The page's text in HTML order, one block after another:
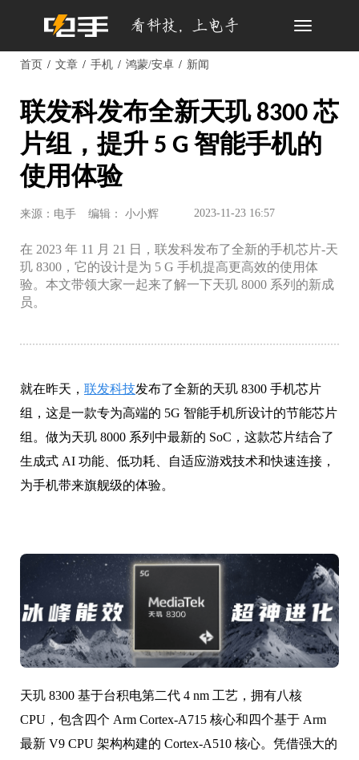
Toggle
首页 文章 手机 鸿蒙/安卓 新闻
联发科发布全新天玑 8300 芯
片组，提升 5 G 智能手机的
使用体验
来源：电手 编辑： 小小辉 2023-11-23 16:57
在 2023 年 11 月 21 日，联发科发布了全新的手机芯片-天
玑 8300，它的设计是为 5 G 手机提高更高效的使用体
验。本文带领大家一起来了解一下天玑 8000 系列的新成
员。
就在昨天， 联发科技发布了全新的天玑 8300 手机芯片
组，这是一款专为高端的 5G 智能手机所设计的节能芯片
组。做为天玑 8000 系列中最新的 SoC，这款芯片结合了
生成式 AI 功能、低功耗、自适应游戏技术和快速连接，
为手机带来旗舰级的体验。
天玑 8300 基于台积电第二代 4 nm 工艺，拥有八核
CPU，包含四个 Arm Cortex-A715 核心和四个基于 Arm
最新 V9 CPU 架构构建的 Cortex-A510 核心。凭借强大的